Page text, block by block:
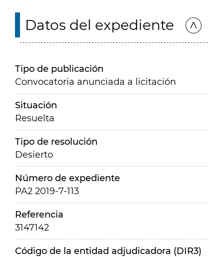
Datos del expediente
Tipo de publicación
Convocatoria anunciada a licitación
Situación
Resuelta
Tipo de resolución
Desierto
Número de expediente
PA2 2019-7-113
Referencia
3147142
Código de la entidad adjudicadora (DIR3)